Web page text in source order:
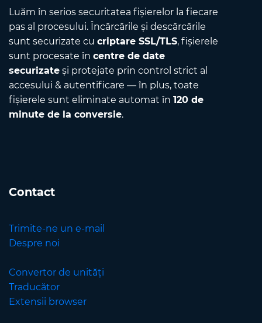
Luăm în serios securitatea fișierelor la fiecare
pas al procesului. Încărcările și descărcările
sunt securizate cu criptare SSL/TLS, fișierele
sunt procesate în centre de date
securizate și protejate prin control strict al
accesului & autentificare — în plus, toate
fișierele sunt eliminate automat în 120 de
minute de la conversie.
Contact
Trimite-ne un e-mail
Despre noi
Convertor de unități
Traducător
Extensii browser